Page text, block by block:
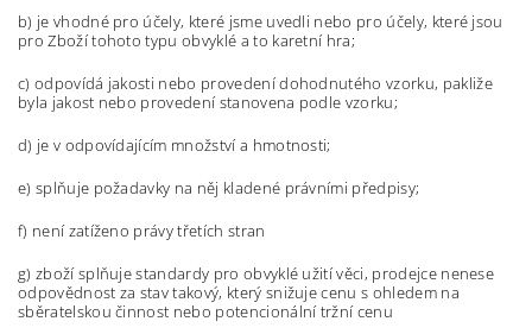
b) je vhodné pro účely, které jsme uvedli nebo pro účely, které jsou
pro Zboží tohoto typu obvyklé a to karetní hra;
c) odpovídá jakosti nebo provedení dohodnutého vzorku, pakliže
byla jakost nebo provedení stanovena podle vzorku;
d) je v odpovídajícím množství a hmotnosti;
e) splňuje požadavky na něj kladené právními předpisy;
f) není zatíženo právy třetích stran
g) zboží splňuje standardy pro obvyklé užití věci, prodejce nenese
odpovědnost za stav takový, který snižuje cenu s ohledem na
sběratelskou činnost nebo potencionální tržní cenu